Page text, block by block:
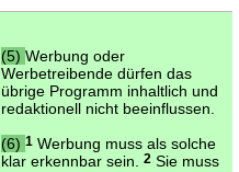
(5) Werbung oder
Werbetreibende dürfen das
übrige Programm inhaltlich und
redaktionell nicht beeinflussen.
(6) 1Werbung muss als solche
klar erkennbar sein.
2Sie muss